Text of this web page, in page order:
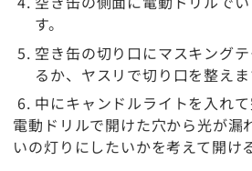
す。
空き缶の切り口にマスキング
るか、ヤスリで切り口を整えま
中にキャンドルライトを入れて
電動ドリルで開けた穴から光が漏
いの灯りにしたいかを考えて開け